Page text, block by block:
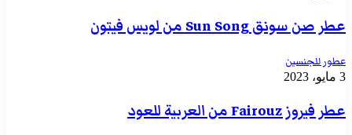
عطر صن سونق Sun Song من لويس فيتون
عطور للجنسين
3 مايو، 2023
عطر فيروز Fairouz من العربية للعود